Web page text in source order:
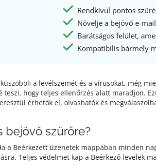
Rendkívül pontos
Növelje a bejövő e-
Barátságos felület,
Kompatibilis bármely
a levélszemét és a vírusokat, még
hogy teljes ellenőrzés alatt maradjon.
érhetők el, olvashatók és
bejövő szűrőre?
a Beérkezett üzenetek mappában minden
Teljes védelmet kap a Beérkező levelek